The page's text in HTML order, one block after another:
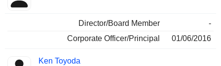
Director/Board Member
-
Corporate Officer/Principal
01/06/2016
Ken Toyoda